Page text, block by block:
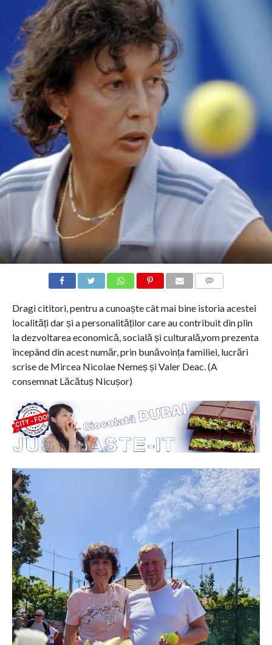
Dragi cititori, pentru a cunoaște cât mai bine istoria acestei
localități dar și a personalităților care au contribuit din plin
la dezvoltarea economică, socială și culturală,vom prezenta
începând din acest număr, prin bunăvoința familiei, lucrări
scrise de Mircea Nicolae Nemeș și Valer Deac. (A
consemnat Lăcătuș Nicușor)